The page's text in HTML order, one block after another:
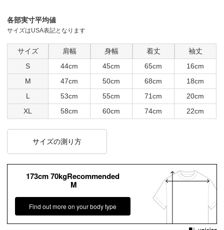
各部実寸平均値
サイズはUSA表記となります
サイズ 肩幅 身幅 着丈
袖丈
S
44cm 45cm 65cm
16cm
M
47cm 50cm 68cm
18cm
L
53cm 55cm 71cm
20cm
XL
58cm 60cm 74cm 22cm
サイズの測り方
173cm 70kgRecommended
M
Find out more on your body type